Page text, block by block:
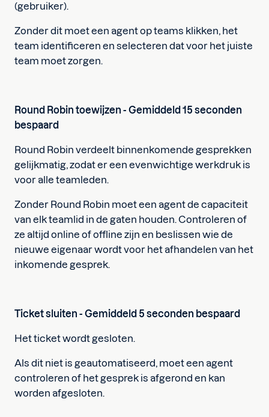
(gebruiker).
Zonder dit moet een agent op teams klikken, het
team identificeren en selecteren dat voor het juiste
team moet zorgen.
Round Robin toewijzen - Gemiddeld 15 seconden
bespaard
Round Robin verdeelt binnenkomende gesprekken
gelijkmatig, zodat er een evenwichtige werkdruk is
voor alle teamleden.
Zonder Round Robin moet een agent de capaciteit
van elk teamlid in de gaten houden. Controleren of
ze altijd online of offline zijn en beslissen wie de
nieuwe eigenaar wordt voor het afhandelen van het
inkomende gesprek.
Ticket sluiten - Gemiddeld 5 seconden bespaard
Het ticket wordt gesloten.
Als dit niet is geautomatiseerd, moet een agent
controleren of het gesprek is afgerond en kan
worden afgesloten.